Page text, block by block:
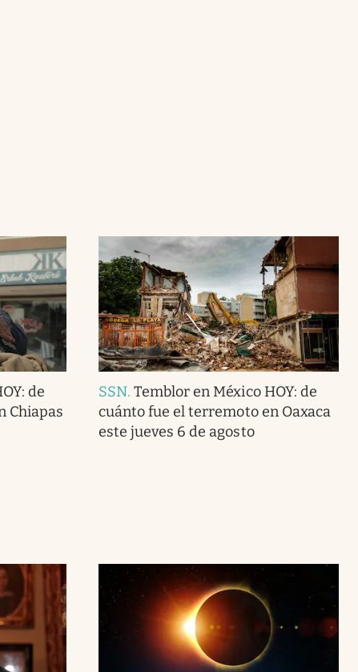
de
Chiapas
SSN.Temblor en México HOY: de
cuánto fue el terremoto en Oaxaca
este jueves 6 de agosto